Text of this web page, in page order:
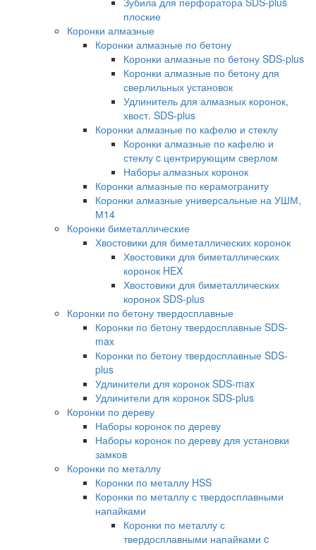
плоские
Коронки алмазные
Коронки алмазные по бетону
Коронки алмазные по бетону SDS-plus
Коронки алмазные по бетону для
сверлильных установок
Удлинитель для алмазных коронок,
хвост. SDS-plus
Коронки алмазные по кафелю и стеклу
Коронки алмазные по кафелю и
стеклу c центрирующим сверлом
Наборы алмазных коронок
Коронки алмазные по керамограниту
Коронки алмазные универсальные на УШМ,
М14
Коронки биметаллические
Хвостовики для биметаллических коронок
Хвостовики для биметаллических
коронок HEX
Хвостовики для биметаллических
коронок SDS-plus
Коронки по бетону твердосплавные
Коронки по бетону твердосплавные SDS-
max
Коронки по бетону твердосплавные SDS-
plus
Удлинители для коронок SDS-max
Удлинители для коронок SDS-plus
Коронки по дереву
Наборы коронок по дереву
Наборы коронок по дереву для установки
замков
Коронки по металлу
Коронки по металлу HSS
Коронки по металлу с твердосплавными
напайками
Коронки по металлу с
твердосплавными напайками c